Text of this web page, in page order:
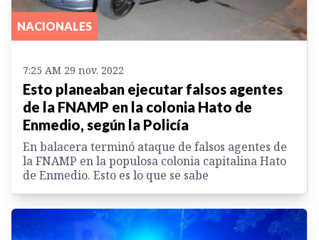
NACIONALES
7:25 AM 29 nov. 2022
Esto planeaban ejecutar falsos agentes
de la FNAMP en la colonia Hato de
Enmedio, según la Policía
En balacera terminó ataque de falsos agentes de
la FNAMP en la populosa colonia capitalina Hato
de Enmedio. Esto es lo que se sabe